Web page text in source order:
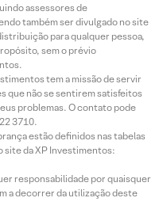
assessores de
também ser divulgado no site
para qualquer pessoa,
sem o prévio
tem a missão de servir
que não se sentirem satisfeitos
problemas. O contato pode
3710.
estão definidos nas tabelas
site da XP Investimentos:
responsabilidade por quaisquer
a decorrer da utilização deste